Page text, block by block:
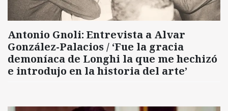
Antonio Gnoli: Entrevista a Alvar
González-Palacios / ‘Fue la gracia
demoníaca de Longhi la que me hechizó
e introdujo en la historia del arte’